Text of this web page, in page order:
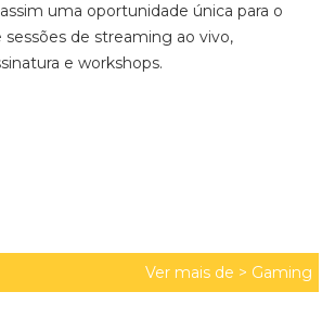
uma oportunidade única para o
sessões de streaming ao vivo,
e workshops.
Ver mais de > Gaming